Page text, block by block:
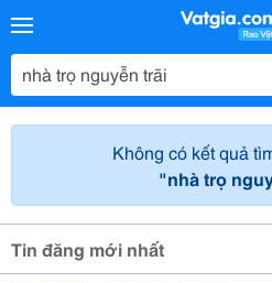
Không có kết quả
"nhà trọ
Tin đăng mới nhất